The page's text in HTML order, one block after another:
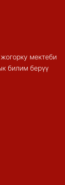
мектеби
билим берүү